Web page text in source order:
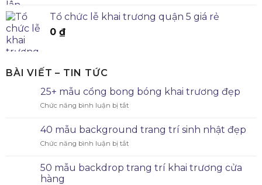
Tổ chức lễ khai trương quận 5 giá rẻ
0 ₫
BÀI VIẾT – TIN TỨC
25+ mẫu cổng bong bóng khai trương đẹp
Chức năng bình luận bị tắt
40 mẫu background trang trí sinh nhật đẹp
Chức năng bình luận bị tắt
50 mẫu backdrop trang trí khai trương cửa
hàng